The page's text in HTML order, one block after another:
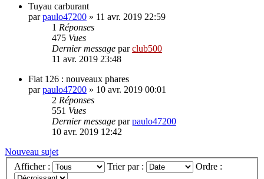
Tuyau carburant
parpaulo47200 » 11 avr. 2019 22:59
1 Réponses
475 Vues
Dernier message parclub500
11 avr. 2019 23:48
Fiat 126 : nouveaux phares
parpaulo47200 » 10 avr. 2019 00:01
2 Réponses
551 Vues
Dernier message parpaulo47200
10 avr. 2019 12:42
Nouveau sujet
Afficher :
Trier par : Ordre :